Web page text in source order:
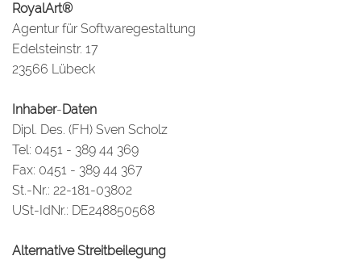
RoyalArt®
Agentur für Softwaregestaltung
Edelsteinstr. 17
23566 Lübeck
Inhaber-Daten
Dipl. Des. (FH) Sven Scholz
Tel: 0451 - 389 44 369
Fax: 0451 - 389 44 367
St.-Nr.: 22-181-03802
USt-IdNr.: DE248850568
Alternative Streitbeilegung